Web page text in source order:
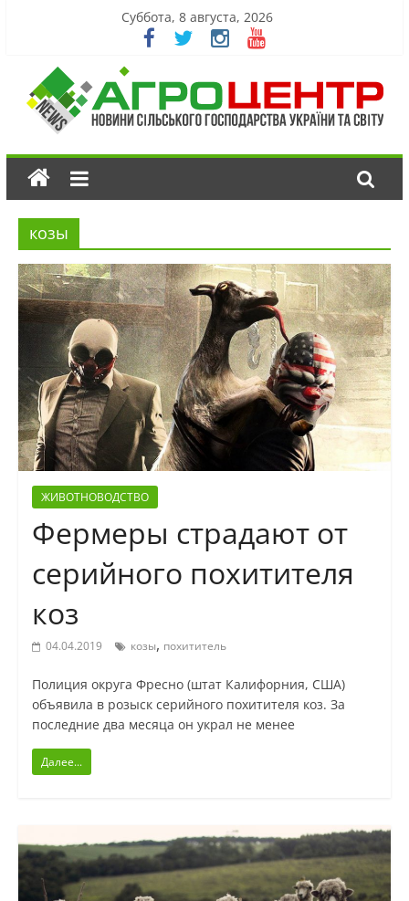
Суббота, 8 августа, 2026
козы
ЖИВОТНОВОДСТВО
Фермеры страдают от
серийного похитителя
коз
04.04.2019 козы, похититель
Полиция округа Фресно (штат Калифорния, США)
объявила в розыск серийного похитителя коз. За
последние два месяца он украл не менее
Далее...